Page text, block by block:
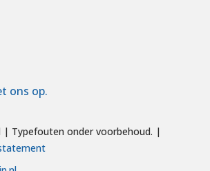
ons op.
| Typefouten onder voorbehoud. |